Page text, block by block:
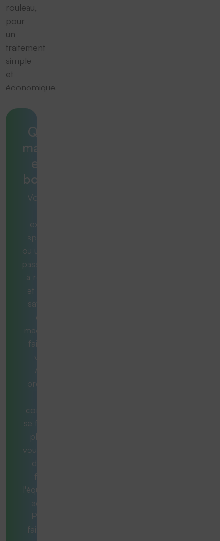
rouleau,
pour
un
traitement
simple
et
économique.
Quelle
machine
est la
bonne ?
Vous avez
exigence
spécifique
ou une tâche
passionnante
à résoudre
et vous ne
savez pas
quelle
machine est
faite pour
vous ?
Aucun
problème.
consultants
se feront un
plaisir de
vous aider et
de vous
fournir
l'équipement
adéquat.
Pour ce
faire, nous